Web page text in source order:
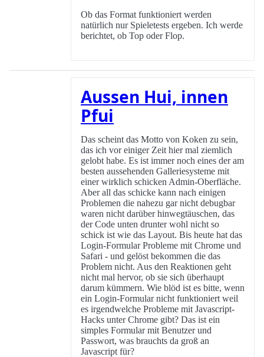
Ob das Format funktioniert werden
natürlich nur Spieletests ergeben. Ich werde
berichtet, ob Top oder Flop.
Aussen Hui, innen
Pfui
Das scheint das Motto von Koken zu sein,
das ich vor einiger Zeit hier mal ziemlich
gelobt habe. Es ist immer noch eines der am
besten aussehenden Galleriesysteme mit
einer wirklich schicken Admin-Oberfläche.
Aber all das schicke kann nach einigen
Problemen die nahezu gar nicht debugbar
waren nicht darüber hinwegtäuschen, das
der Code unten drunter wohl nicht so
schick ist wie das Layout. Bis heute hat das
Login-Formular Probleme mit Chrome und
Safari - und gelöst bekommen die das
Problem nicht. Aus den Reaktionen geht
nicht mal hervor, ob sie sich überhaupt
darum kümmern. Wie blöd ist es bitte, wenn
ein Login-Formular nicht funktioniert weil
es irgendwelche Probleme mit Javascript-
Hacks unter Chrome gibt? Das ist ein
simples Formular mit Benutzer und
Passwort, was brauchts da groß an
Javascript für?